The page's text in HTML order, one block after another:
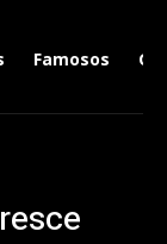
Famosos